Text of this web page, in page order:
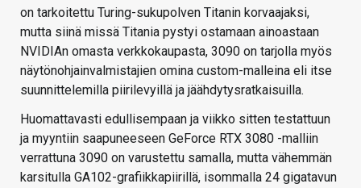
on tarkoitettu Turing-sukupolven Titanin korvaajaksi,
mutta siinä missä Titania pystyi ostamaan ainoastaan
NVIDIAn omasta verkkokaupasta, 3090 on tarjolla myös
näytönohjainvalmistajien omina custom-malleina eli itse
suunnittelemilla piirilevyillä ja jäähdytysratkaisuilla.
Huomattavasti edullisempaan ja viikko sitten testattuun
ja myyntiin saapuneeseen GeForce RTX 3080 -malliin
verrattuna 3090 on varustettu samalla, mutta vähemmän
karsitulla GA102-grafiikkapiirillä, isommalla 24 gigatavun